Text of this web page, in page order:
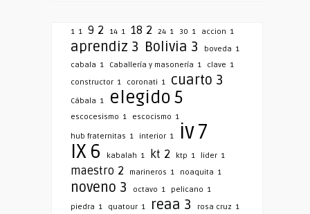
1 1 9 2 14 1 18 2 24 1 30 1 accion 1
aprendiz 3 Bolivia 3 boveda 1
cabala 1 Caballería y masonería 1 clave 1
constructor 1 coronati 1 cuarto 3
Cábala 1 elegido5
escocesismo 1 escocismo 1
hub fraternitas 1 interior 1 iv7
IX 6 kabalah 1 kt 2 ktp 1 lider 1
maestro 2 marineros 1 noaquita 1
noveno 3 octavo 1 pelicano 1
piedra 1 quatour 1 reaa 3 rosa cruz 1